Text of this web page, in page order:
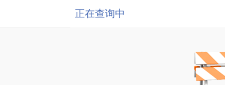
正在查询中